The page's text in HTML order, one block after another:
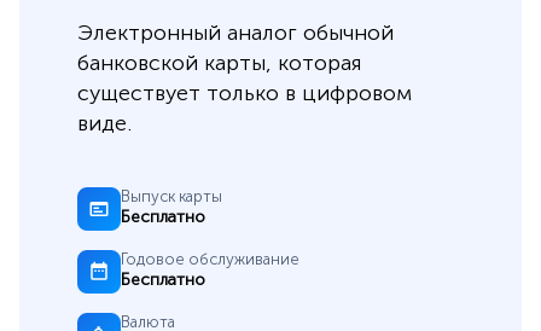
Электронный аналог обычной
банковской карты, которая
существует только в цифровом
виде.
Выпуск карты
Бесплатно
Годовое обслуживание
Бесплатно
Валюта